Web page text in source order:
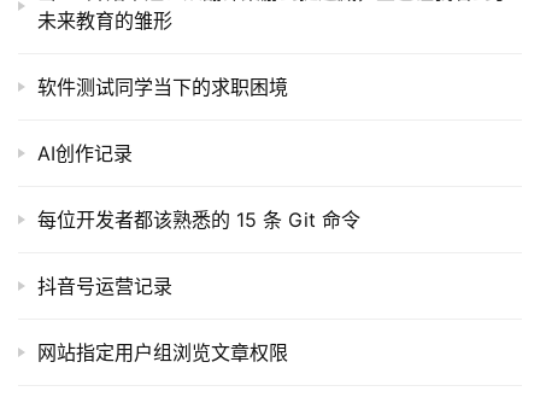
未来教育的雏形
软件测试同学当下的求职困境
AI创作记录
每位开发者都该熟悉的 15 条 Git 命令
抖音号运营记录
网站指定用户组浏览文章权限